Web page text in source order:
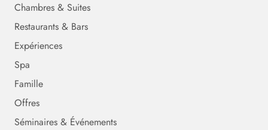
Chambres & Suites
Restaurants & Bars
Expériences
Spa
Famille
Offres
Séminaires & Événements